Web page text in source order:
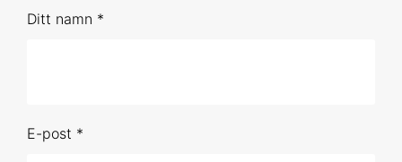
16-17 mar 2027 Online
Ditt namn *
E-post *